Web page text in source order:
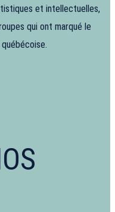
et intellectuelles,
qui ont marqué le